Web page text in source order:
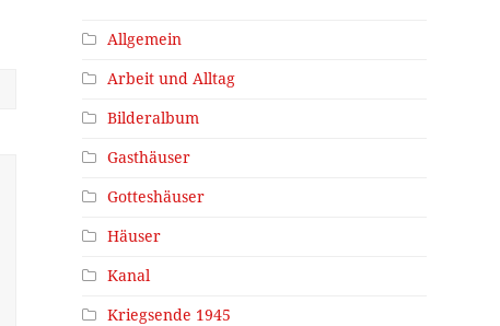
Allgemein
Arbeit und Alltag
Bilderalbum
Gasthäuser
Gotteshäuser
Häuser
Kanal
Kriegsende 1945